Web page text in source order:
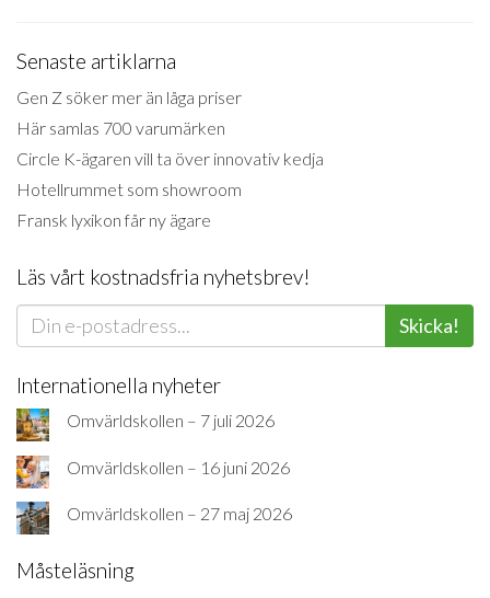
Senaste artiklarna
Gen Z söker mer än låga priser
Här samlas 700 varumärken
Circle K-ägaren vill ta över innovativ kedja
Hotellrummet som showroom
Fransk lyxikon får ny ägare
Läs vårt kostnadsfria nyhetsbrev!
Skicka!
Internationella nyheter
Omvärldskollen – 7 juli 2026
Omvärldskollen – 16 juni 2026
Omvärldskollen – 27 maj 2026
Måsteläsning